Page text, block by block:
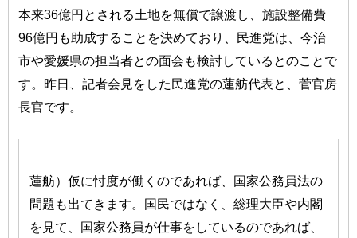
本来36億円とされる土地を無償で譲渡し、施設整備費
96億円も助成することを決めており、民進党は、今治
市や愛媛県の担当者との面会も検討しているとのことで
す。昨日、記者会見をした民進党の蓮舫代表と、菅官房
長官です。
蓮舫）仮に忖度が働くのであれば、国家公務員法の
問題も出てきます。国民ではなく、総理大臣や内閣
を見て、国家公務員が仕事をしているのであれば、